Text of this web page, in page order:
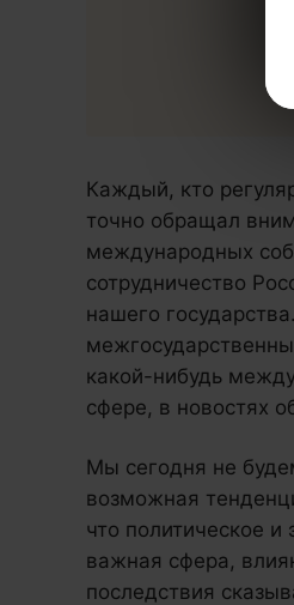
Каждый, кто
точно обращал
международных
сотрудничество
нашего
какой-нибудь
сфере, в новостях
Мы сегодня не
возможная
что политическое и
важная сфера,
последствия